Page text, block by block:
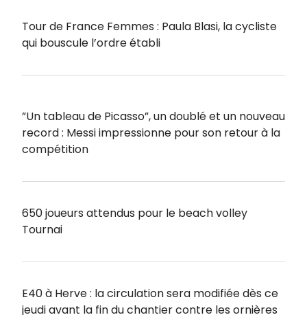
Tour de France Femmes : Paula Blasi, la cycliste
qui bouscule l’ordre établi
”Un tableau de Picasso”, un doublé et un nouveau
record : Messi impressionne pour son retour à la
compétition
650 joueurs attendus pour le beach volley
Tournai
E40 à Herve : la circulation sera modifiée dès ce
jeudi avant la fin du chantier contre les ornières